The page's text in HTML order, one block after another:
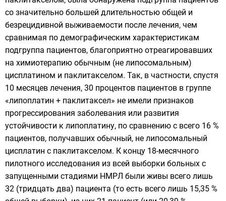
со значительно большей длительностью общей и
безрецидивной выживаемости после лечения, чем
сравнимая по демографическим характеристикам
подгруппа пациентов, благоприятно отреагировавших
на химиотерапию обычным (не липосомальным)
цисплатином и паклитакселом. Так, в частности, спустя
10 месяцев лечения, 30 процентов пациентов в группе
«липоплатин + паклитаксел» не имели признаков
прогрессирования заболевания или развития
устойчивости к липоплатину, по сравнению с всего 16 %
пациентов, получавших обычный, не липосомальный
цисплатин с паклитакселом. К концу 18-месячного
пилотного исследования из всей выборки больных с
запущенными стадиями НМРЛ были живы всего лишь
32 (тридцать два) пациента (то есть всего лишь 15,35 %